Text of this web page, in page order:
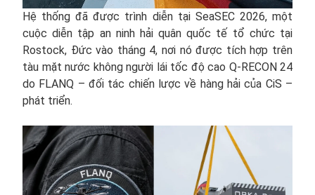
Hệ thống đã được trình diễn tại SeaSEC 2026, một
cuộc diễn tập an ninh hải quân quốc tế tổ chức tại
Rostock, Đức vào tháng 4, nơi nó được tích hợp trên
tàu mặt nước không người lái tốc độ cao Q-RECON 24
do FLANQ – đối tác chiến lược về hàng hải của CiS –
phát triển.